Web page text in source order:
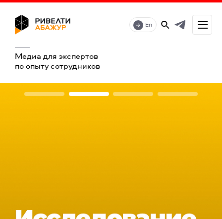
Медиа для экспертов
по опыту сотрудников
En